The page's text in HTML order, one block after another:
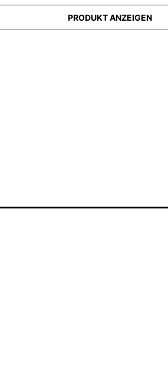
PRODUKT ANZEIGEN